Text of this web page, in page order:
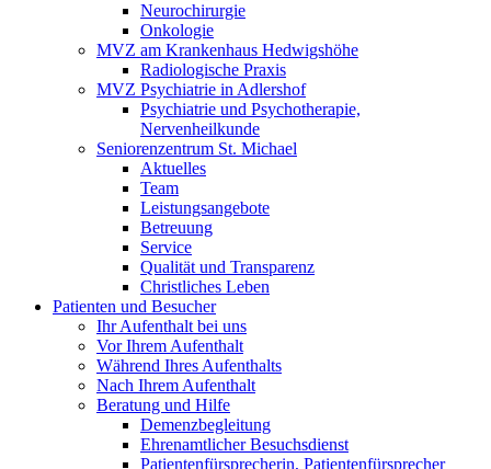
Neurochirurgie
Onkologie
MVZ am Krankenhaus Hedwigshöhe
Radiologische Praxis
MVZ Psychiatrie in Adlershof
Psychiatrie und Psychotherapie,
Nervenheilkunde
Seniorenzentrum St. Michael
Aktuelles
Team
Leistungsangebote
Betreuung
Service
Qualität und Transparenz
Christliches Leben
Patienten und Besucher
Ihr Aufenthalt bei uns
Vor Ihrem Aufenthalt
Während Ihres Aufenthalts
Nach Ihrem Aufenthalt
Beratung und Hilfe
Demenzbegleitung
Ehrenamtlicher Besuchsdienst
Patientenfürsprecherin, Patientenfürsprecher